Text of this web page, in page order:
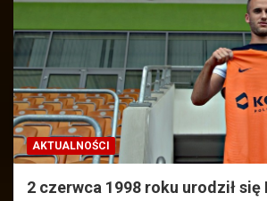
AKTUALNOŚCI
2 czerwca 1998 roku urodził